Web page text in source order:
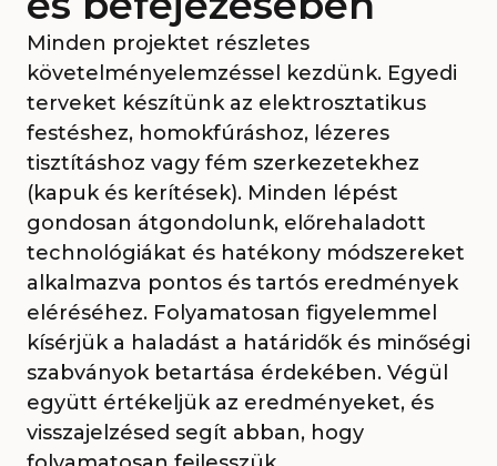
Minden projektet részletes
követelményelemzéssel kezdünk. Egyedi
terveket készítünk az elektrosztatikus
festéshez, homokfúráshoz, lézeres
tisztításhoz vagy fém szerkezetekhez
(kapuk és kerítések). Minden lépést
gondosan átgondolunk, előrehaladott
technológiákat és hatékony módszereket
alkalmazva pontos és tartós eredmények
eléréséhez. Folyamatosan figyelemmel
kísérjük a haladást a határidők és minőségi
szabványok betartása érdekében. Végül
együtt értékeljük az eredményeket, és
visszajelzésed segít abban, hogy